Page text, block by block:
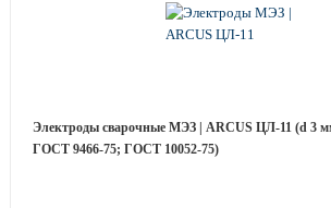
Электроды сварочные МЭЗ | ARCUS ЦЛ-11 (d 3
ГОСТ 9466-75; ГОСТ 10052-75)